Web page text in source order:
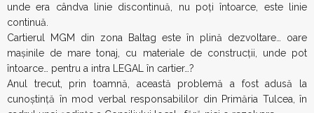
unde era cândva linie discontinuă, nu poți întoarce, este linie
continuă.
Cartierul MGM din zona Baltag este în plină dezvoltare… oare
mașinile de mare tonaj, cu materiale de construcții, unde pot
întoarce… pentru a intra LEGAL în cartier…?
Anul trecut, prin toamnă, această problemă a fost adusă la
cunoștință în mod verbal responsabililor din Primăria Tulcea, în